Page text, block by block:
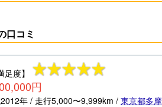
口コミ
足度】
円
2012年 / 走行5,000〜9,999km / 東京都多